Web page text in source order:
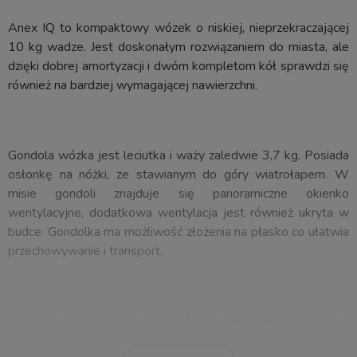
Anex IQ to kompaktowy wózek o niskiej, nieprzekraczającej
10 kg wadze. Jest doskonałym rozwiązaniem do miasta, ale
dzięki dobrej amortyzacji i dwóm kompletom kół sprawdzi się
również na bardziej wymagającej nawierzchni.
Gondola wózka jest leciutka i waży zaledwie 3,7 kg. Posiada
osłonkę na nóżki, ze stawianym do góry wiatrołapem. W
misie gondoli znajduje się panoramiczne okienko
wentylacyjne, dodatkowa wentylacja jest również ukryta w
budce. Gondolka ma możliwość złożenia na płasko co ułatwia
przechowywanie i transport.